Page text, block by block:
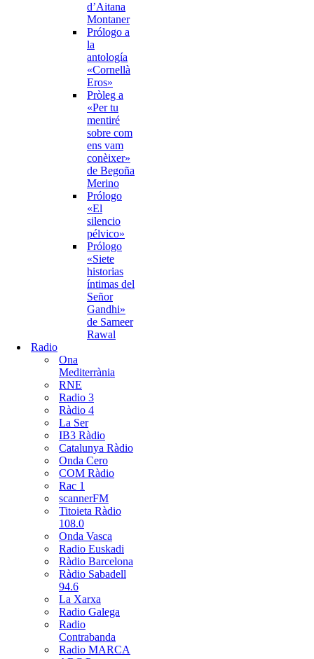
d’Aitana
Montaner
Prólogo a
la
antología
«Cornellà
Eros»
Pròleg a
«Per tu
mentiré
sobre com
ens vam
conèixer»
de Begoña
Merino
Prólogo
«El
silencio
pélvico»
Prólogo
«Siete
historias
íntimas del
Señor
Gandhi»
de Sameer
Rawal
Radio
Ona
Mediterrània
RNE
Radio 3
Ràdio 4
La Ser
IB3 Ràdio
Catalunya Ràdio
Onda Cero
COM Ràdio
Rac 1
scannerFM
Titoieta Ràdio
108.0
Onda Vasca
Radio Euskadi
Ràdio Barcelona
Ràdio Sabadell
94.6
La Xarxa
Radio Galega
Radio
Contrabanda
Radio MARCA